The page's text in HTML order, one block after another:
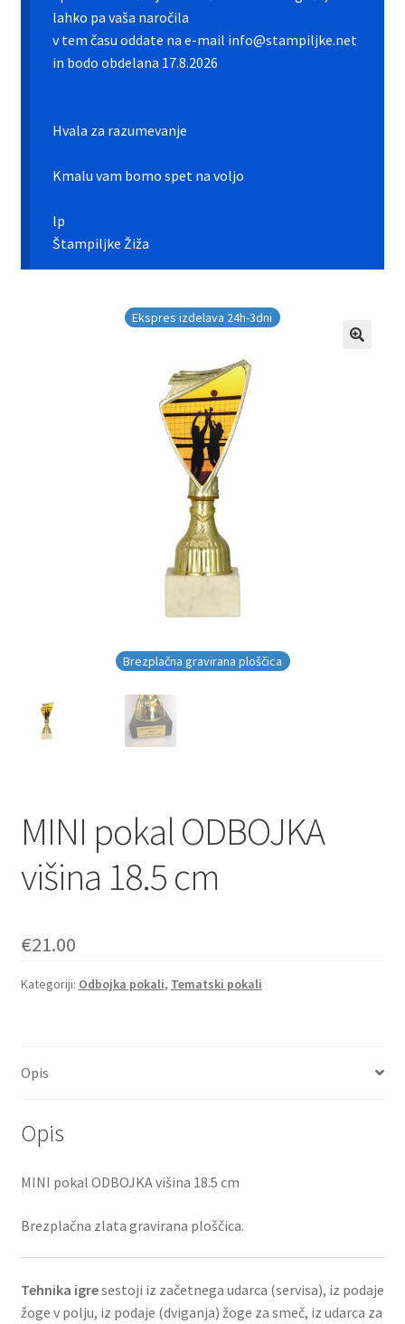
Galerija športnih vstavkov
Moj profil
lahko pa vaša naročila
v tem času oddate na e-mail info@stampiljke.net
in bodo obdelana 17.8.2026
Hvala za razumevanje
Kmalu vam bomo spet na voljo
lp
Štampiljke Žiža
Brezplačna gravirana ploščica
Ekspres izdelava 24h-3dni
MINI pokal ODBOJKA
višina 18.5 cm
€21.00
Kategoriji: Odbojka pokali, Tematski pokali
Opis
Opis
MINI pokal ODBOJKA višina 18.5 cm
Brezplačna zlata gravirana ploščica.
Tehnika igresestoji iz začetnega udarca (ser­visa), iz podaje
žoge v polju, iz podaje (dvi­ganja) žoge za smeč, iz udarca za